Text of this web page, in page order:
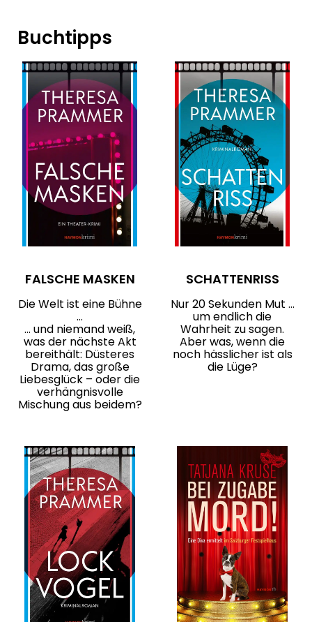
Buchtipps
FALSCHE MASKEN
Die Welt ist eine Bühne
…
… und niemand weiß,
was der nächste Akt
bereithält: Düsteres
Drama, das große
Liebesglück – oder die
verhängnisvolle
Mischung aus beidem?
SCHATTENRISS
Nur 20 Sekunden Mut …
um endlich die
Wahrheit zu sagen.
Aber was, wenn die
noch hässlicher ist als
die Lüge?